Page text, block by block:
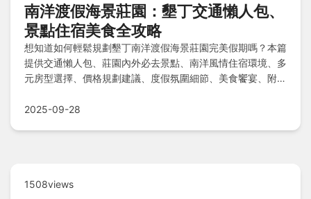
南洋渡假海景莊園：墾丁交通懶人包、
景點住宿美食全攻略
想知道如何輕鬆規劃墾丁南洋渡假海景莊園完美假期嗎？本篇
提供交通懶人包、莊園內外必去景點、南洋風情住宿環境、多
元房型選擇、價格規劃建議、度假氛圍細節、美食饗宴、附近
2025-09-28
1508views